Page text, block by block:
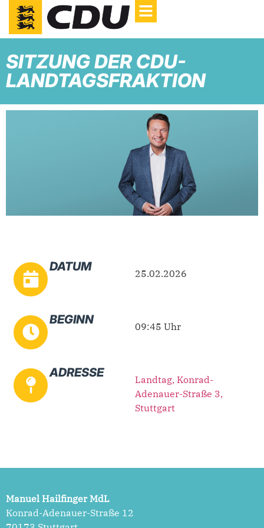
SITZUNG DER CDU-
LANDTAGSFRAKTION
DATUM 25.02.2026
BEGINN 09:45 Uhr
ADRESSE
Landtag, Konrad-
Adenauer-Straße 3,
Stuttgart
Manuel Hailfinger MdL
Konrad-Adenauer-Straße 12